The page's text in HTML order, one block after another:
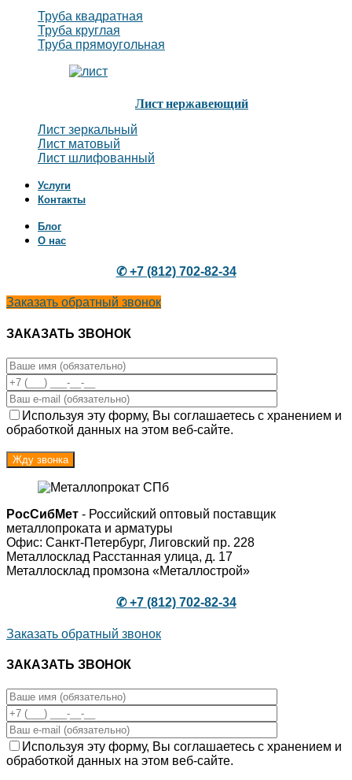
Труба квадратная
Труба круглая
Труба прямоугольная
Лист нержавеющий
Лист зеркальный
Лист матовый
Лист шлифованный
Услуги
Контакты
Блог
О нас
✆ +7 (812) 702-82-34
Заказать обратный звонок
ЗАКАЗАТЬ ЗВОНОК
Используя эту форму, Вы соглашаетесь с хранением и
обработкой данных на этом веб-сайте.
РосСибМет - Российский оптовый поставщик
металлопроката и арматуры
Офис: Санкт-Петербург, Лиговский пр. 228
Металлосклад Расстанная улица, д. 17
Металлосклад промзона «Металлострой»
✆ +7 (812) 702-82-34
Заказать обратный звонок
ЗАКАЗАТЬ ЗВОНОК
Используя эту форму, Вы соглашаетесь с хранением и
обработкой данных на этом веб-сайте.